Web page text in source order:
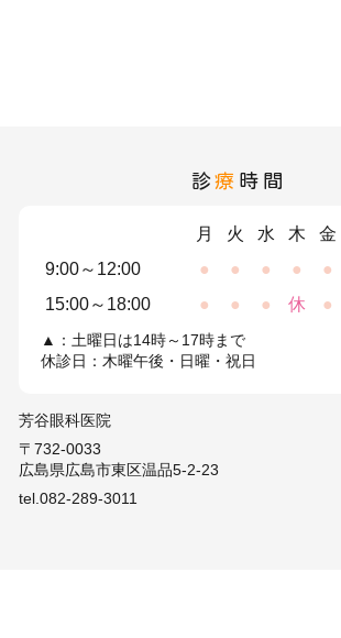
診療 時間
月 火 水 木 金
9:00～12:00
● ● ● ● ●
15:00～18:00
● ● ● 休 ●
▲：土曜日は14時～17時まで
休診日：木曜午後・日曜・祝日
芳谷眼科医院
〒732-0033
広島県広島市東区温品5-2-23
tel.082-289-3011